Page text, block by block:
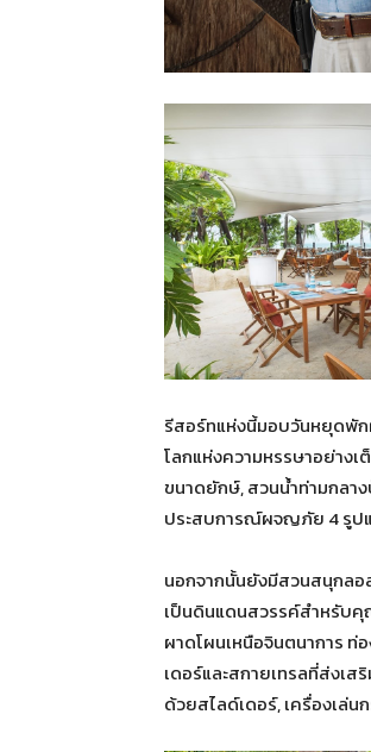
รีสอร์ทแห่งนี้มอบวันหยุดพัก
โลกแห่งความหรรษาอย่างเ
ขนาดยักษ์, สวนน้ำท่ามกลา
ประสบการณ์ผจญภัย 4 รูป
นอกจากนั้นยังมีสวนสนุกลอ
เป็นดินแดนสวรรค์สำหรับ
ผาดโผนเหนือจินตนาการ ท่
เดอร์และสกายเทรลที่ส่งเ
ด้วยสไลด์เดอร์, เครื่องเล่น